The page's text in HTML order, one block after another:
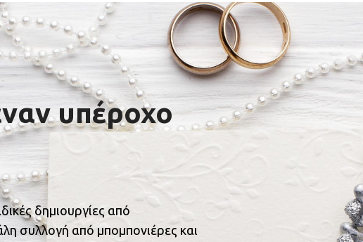
υπέροχο
δημιουργίες από
συλλογή από μπομπονιέρες και